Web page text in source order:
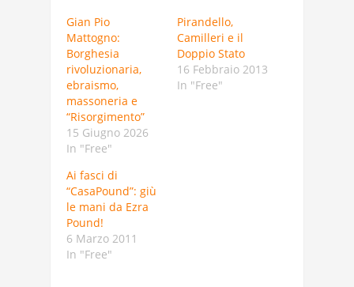
Gian Pio
Mattogno:
Borghesia
rivoluzionaria,
ebraismo,
massoneria e
“Risorgimento”
15 Giugno 2026
In "Free"
Pirandello,
Camilleri e il
Doppio Stato
16 Febbraio 2013
In "Free"
Ai fasci di
“CasaPound”: giù
le mani da Ezra
Pound!
6 Marzo 2011
In "Free"